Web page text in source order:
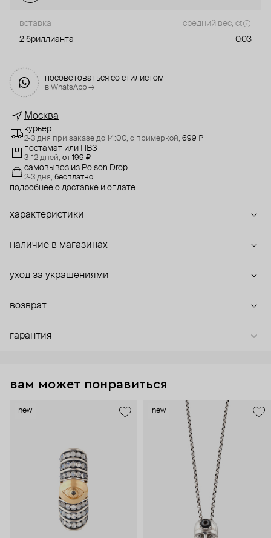
вставка
средний вес, ct
2 бриллианта
0.03
посоветоваться со стилистом
в WhatsApp →
Москва
курьер
2-3 дня при заказе до 14:00, с примеркой, 699 ₽
постамат или ПВЗ
3-12 дней, от 199 ₽
самовывоз из Poison Drop
2-3 дня, бесплатно
подробнее о доставке и оплате
характеристики
наличие в магазинах
уход за украшениями
возврат
гарантия
вам может понравиться
new new